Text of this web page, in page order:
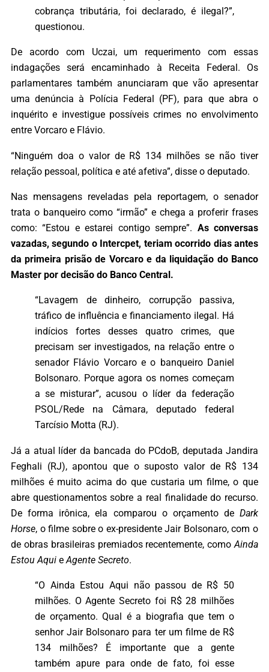
cobrança tributária, foi declarado, é ilegal?”,
questionou.
De acordo com Uczai, um requerimento com essas
indagações será encaminhado à Receita Federal. Os
parlamentares também anunciaram que vão apresentar
uma denúncia à Polícia Federal (PF), para que abra o
inquérito e investigue possíveis crimes no envolvimento
entre Vorcaro e Flávio.
“Ninguém doa o valor de R$ 134 milhões se não tiver
relação pessoal, política e até afetiva”, disse o deputado.
Nas mensagens reveladas pela reportagem, o senador
trata o banqueiro como “irmão” e chega a proferir frases
como: “Estou e estarei contigo sempre”. As conversas
vazadas, segundo o Intercpet, teriam ocorrido dias antes
da primeira prisão de Vorcaro e da liquidação do Banco
Master por decisão do Banco Central.
“Lavagem de dinheiro, corrupção passiva,
tráfico de influência e financiamento ilegal. Há
indícios fortes desses quatro crimes, que
precisam ser investigados, na relação entre o
senador Flávio Vorcaro e o banqueiro Daniel
Bolsonaro. Porque agora os nomes começam
a se misturar”, acusou o líder da federação
PSOL/Rede na Câmara, deputado federal
Tarcísio Motta (RJ).
Já a atual líder da bancada do PCdoB, deputada Jandira
Feghali (RJ), apontou que o suposto valor de R$ 134
milhões é muito acima do que custaria um filme, o que
abre questionamentos sobre a real finalidade do recurso.
De forma irônica, ela comparou o orçamento de Dark
Horse, o filme sobre o ex-presidente Jair Bolsonaro, com o
de obras brasileiras premiados recentemente, como Ainda
Estou Aqui e Agente Secreto.
“O Ainda Estou Aqui não passou de R$ 50
milhões. O Agente Secreto foi R$ 28 milhões
de orçamento. Qual é a biografia que tem o
senhor Jair Bolsonaro para ter um filme de R$
134 milhões? É importante que a gente
também apure para onde de fato, foi esse